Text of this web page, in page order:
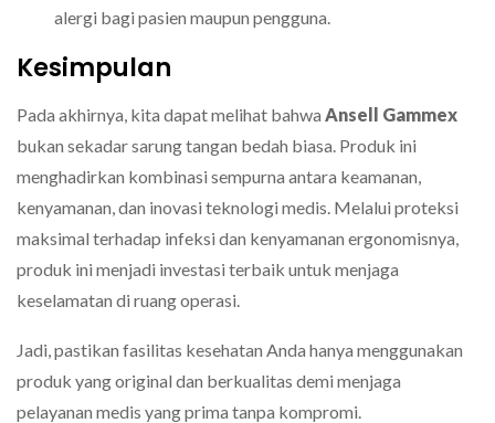
alergi bagi pasien maupun pengguna.
Kesimpulan
Pada akhirnya, kita dapat melihat bahwa Ansell Gammex
bukan sekadar sarung tangan bedah biasa. Produk ini
menghadirkan kombinasi sempurna antara keamanan,
kenyamanan, dan inovasi teknologi medis. Melalui proteksi
maksimal terhadap infeksi dan kenyamanan ergonomisnya,
produk ini menjadi investasi terbaik untuk menjaga
keselamatan di ruang operasi.
Jadi, pastikan fasilitas kesehatan Anda hanya menggunakan
produk yang original dan berkualitas demi menjaga
pelayanan medis yang prima tanpa kompromi.